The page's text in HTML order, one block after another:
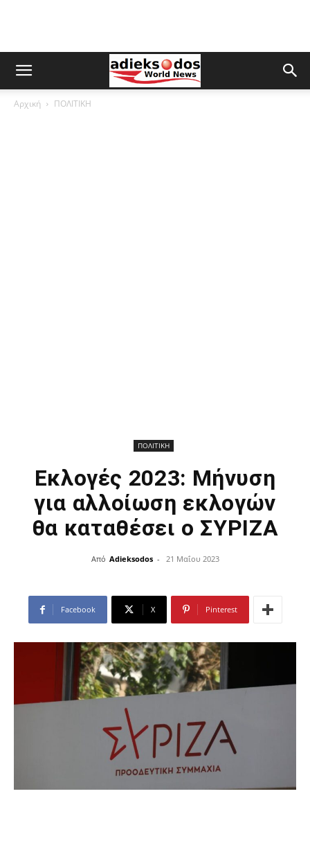
Αρχική ΠΟΛΙΤΙΚΗ
ΠΟΛΙΤΙΚΗ
Εκλογές 2023: Μήνυση
για αλλοίωση εκλογών
θα καταθέσει ο ΣΥΡΙΖΑ
Από Adieksodos - 21 Μαΐου 2023
Facebook X Pinterest